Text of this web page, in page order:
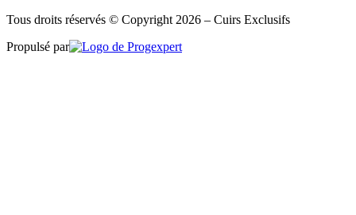
Tous droits réservés © Copyright 2026 – Cuirs Exclusifs
Propulsé par